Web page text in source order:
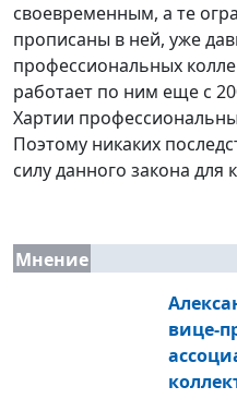
своевременным, а те
прописаны в ней, уже
профессиональных
работает по ним еще с
Хартии
Поэтому никаких
силу данного закона
Мнение
вице-